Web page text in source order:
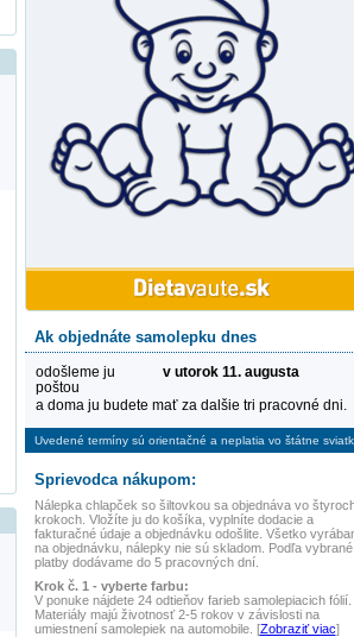
Ak objednáte samolepku dnes
odošleme ju
poštou
v utorok 11. augusta
a doma ju budete mať za dalšie tri pracovné dni.
Uvedené termíny sú orientačné a neplatia vo štátne
Sprievodca nákupom:
Nálepka chlapček so šiltovkousa objednáva vo
krokoch. Vložíte ju do košíka, vyplníte dodacie a
fakturačné údaje a objednávku odošlite. Všetko
na objednávku, nálepky nie sú skladom. Podľa vybrané
platby dodávame do 5 pracovných dní.
Krok č. 1 - vyberte farbu:
V ponuke nájdete 24 odtieňov farieb samolepiacich fólií.
Materiály majú životnosť 2-5 rokov v závislosti na
umiestnení samolepiek na automobile. [Zobraziť viac]